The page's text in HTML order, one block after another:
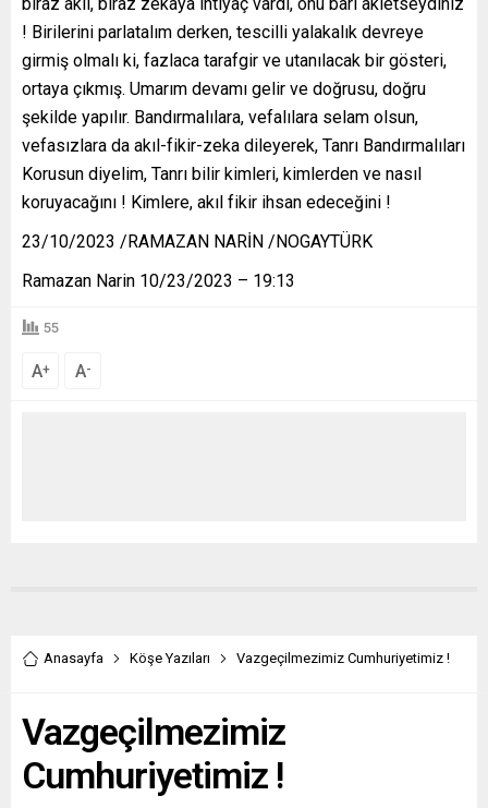
! Birilerini parlatalım derken, tescilli yalakalık devreye
girmiş olmalı ki, fazlaca tarafgir ve utanılacak bir gösteri,
ortaya çıkmış. Umarım devamı gelir ve doğrusu, doğru
şekilde yapılır. Bandırmalılara, vefalılara selam olsun,
vefasızlara da akıl-fikir-zeka dileyerek, Tanrı Bandırmalıları
Korusun diyelim, Tanrı bilir kimleri, kimlerden ve nasıl
koruyacağını ! Kimlere, akıl fikir ihsan edeceğini !
23/10/2023 /RAMAZAN NARİN /NOGAYTÜRK
Ramazan Narin 10/23/2023 – 19:13
55
A+ A-
Anasayfa Köşe Yazıları Vazgeçilmezimiz Cumhuriyetimiz !
Vazgeçilmezimiz
Cumhuriyetimiz !